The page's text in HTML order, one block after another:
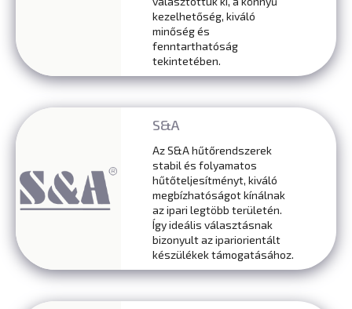
kezelhetőség, kiváló
minőség és
fenntarthatóság
tekintetében.
S&A
Az S&A hűtőrendszerek
stabil és folyamatos
hűtőteljesítményt, kiváló
megbízhatóságot kínálnak
az ipari legtöbb területén.
Így ideális választásnak
bizonyult az ipariorientált
készülékek támogatásához.